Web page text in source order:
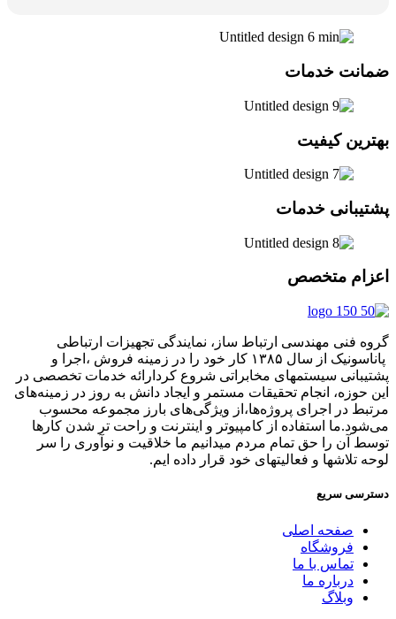
ضمانت خدمات
بهترین کیفیت
پشتیبانی خدمات
اعزام متخصص
گروه فنی مهندسی ارتباط ساز، نمایندگی تجهیزات ارتباطی
پاناسونیک از سال ۱۳۸۵ کار خود را در زمینه فروش ،اجرا و
پشتیبانی سیستمهای مخابراتی شروع کردارائه خدمات تخصصی در
این حوزه، انجام تحقیقات مستمر و ایجاد دانش به‌ روز در زمینه‌های
مرتبط در اجرای پروژه‌ها،از ویژگی‌های بارز مجموعه محسوب
می‌شود.ما استفاده از کامپیوتر و اینترنت و راحت تر شدن کارها
توسط آن را حق تمام مردم میدانیم ما خلاقیت و نوآوری را سر
لوحه تلاشها و فعالیتهای خود قرار داده ایم.
دسترسی سریع
صفحه اصلی
فروشگاه
تماس با ما
درباره ما
وبلاگ